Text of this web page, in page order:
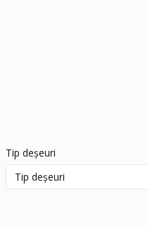
Tip deșeuri